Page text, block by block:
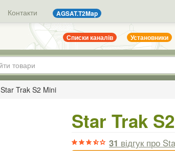
Контакти AGSAT.T2Map
Списки каналів Установники
Star Trak S2 Mini
Star Trak
31 відгук про